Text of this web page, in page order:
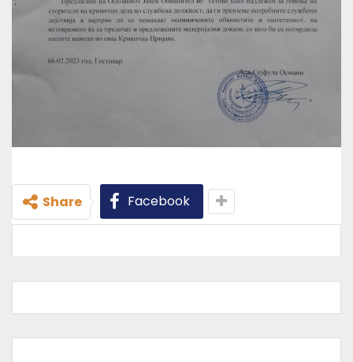
Share Facebook